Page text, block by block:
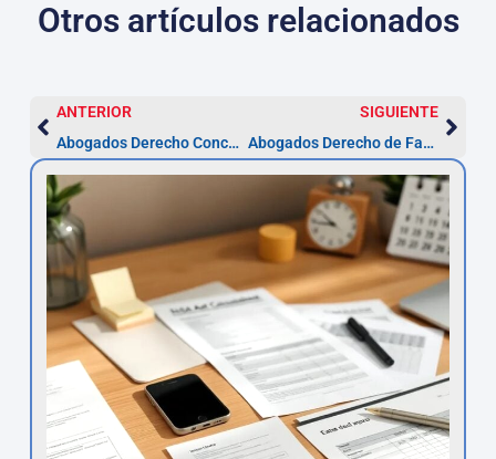
Otros artículos relacionados
ANTERIOR
Abogados Derecho Concursal en Castellón | Asesor.Legal
SIGUIENTE
Abogados Derecho de Familia Castellón — Guía 2026